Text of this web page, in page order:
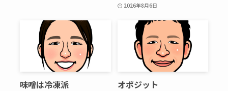
2026年8月6日
味噌は冷凍派 オポジット